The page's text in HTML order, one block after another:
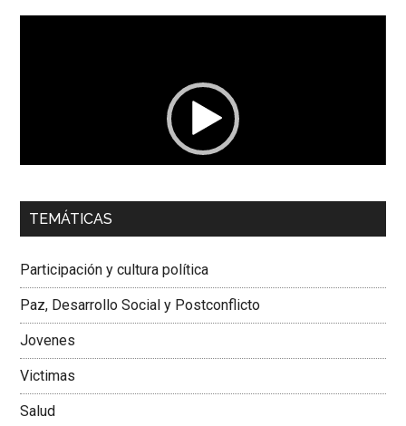
00:00 01:04
Dra. Carolina Corcho Mejía,Presidenta Corporación
Colombiana
TEMÁTICAS
Participación y cultura política
Paz, Desarrollo Social y Postconflicto
Jovenes
Victimas
Salud